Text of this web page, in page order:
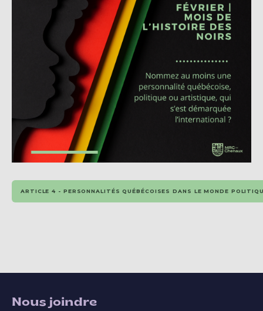
ARTICLE 4 - PERSONNALITÉS QUÉBÉCOISES DANS LE MONDE
Nous joindre